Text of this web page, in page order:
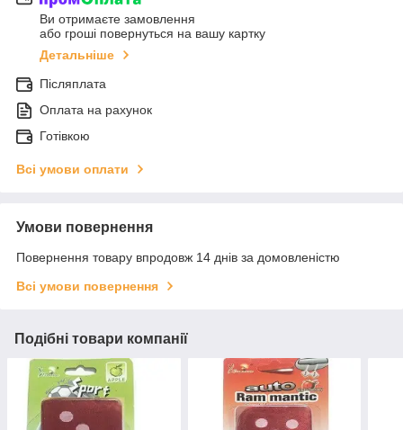
Ви отримаєте замовлення
або гроші повернуться на вашу картку
Детальніше
Післяплата
Оплата на рахунок
Готівкою
Всі умови оплати
Умови повернення
Повернення товару впродовж 14 днів за домовленістю
Всі умови повернення
Подібні товари компанії